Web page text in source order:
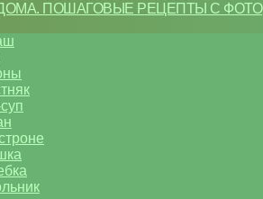
ПОШАГОВЫЕ РЕЦЕПТЫ С ФОТО